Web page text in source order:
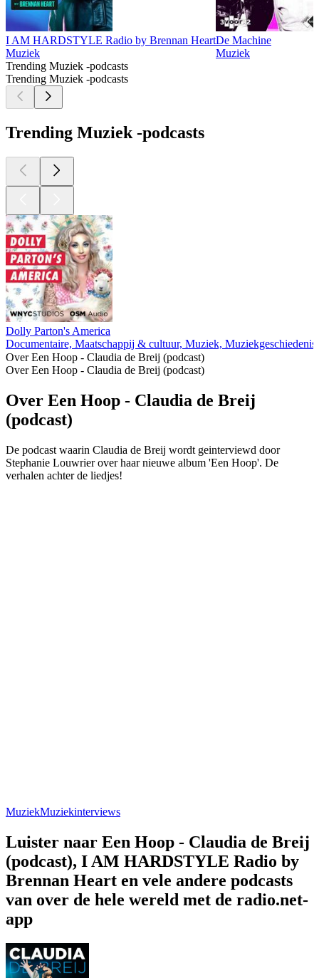
I AM HARDSTYLE Radio by Brennan Heart
Muziek
De Machine
Muziek
Trending Muziek -podcasts
Trending Muziek -podcasts
Trending Muziek -podcasts
Dolly Parton's America
Documentaire, Maatschappij & cultuur, Muziek, Muziekgeschiedenis
Over Een Hoop - Claudia de Breij (podcast)
Over Een Hoop - Claudia de Breij (podcast)
Over Een Hoop - Claudia de Breij
(podcast)
De podcast waarin Claudia de Breij wordt geinterviewd door
Stephanie Louwrier over haar nieuwe album 'Een Hoop'. De
verhalen achter de liedjes!
MuziekMuziekinterviews
Luister naar Een Hoop - Claudia de Breij
(podcast), I AM HARDSTYLE Radio by
Brennan Heart en vele andere podcasts
van over de hele wereld met de radio.net-
app